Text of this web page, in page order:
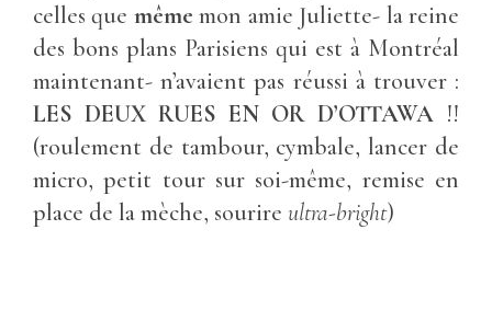
celles que même mon amie Juliette- la reine
des bons plans Parisiens qui est à Montréal
maintenant- n’avaient pas réussi à trouver :
LES DEUX RUES EN OR D’OTTAWA !!
(roulement de tambour, cymbale, lancer de
micro, petit tour sur soi-même, remise en
place de la mèche, sourire ultra-bright)